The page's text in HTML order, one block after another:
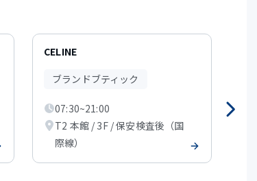
CELINE
ブランドブティック
07:30~21:00
T2 本館 / 3F / 保安検査後（国
際線）